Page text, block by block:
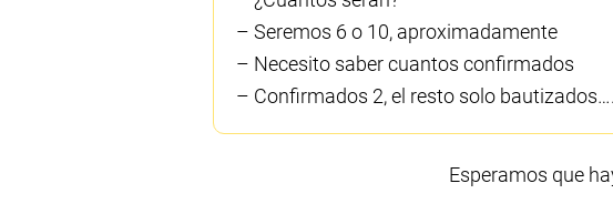
– Seremos 6 o 10, aproximadamente
– Necesito saber cuantos confirmados
– Confirmados 2, el resto solo bautizados….
Esperamos que